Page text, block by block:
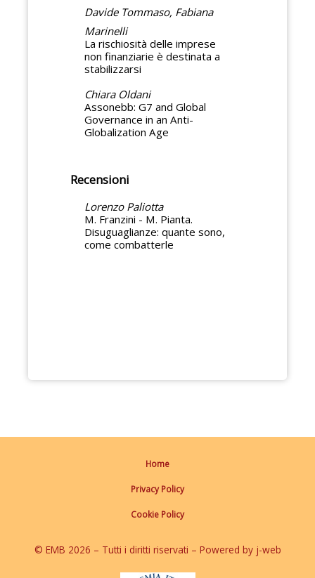
Davide Tommaso, Fabiana
Marinelli
La rischiosità delle imprese
non finanziarie è destinata a
stabilizzarsi
Chiara Oldani
Assonebb: G7 and Global
Governance in an Anti-
Globalization Age
Recensioni
Lorenzo Paliotta
M. Franzini - M. Pianta.
Disuguaglianze: quante sono,
come combatterle
Home
Privacy Policy
Cookie Policy
© EMB 2026 – Tutti i diritti riservati – Powered by j-web